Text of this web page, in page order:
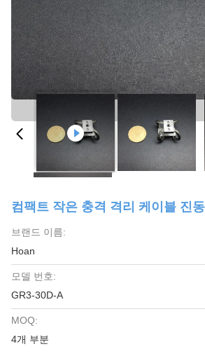
컴팩트 작은 충격 격리 케이블 진동
브랜드 이름:
Hoan
모델 번호:
GR3-30D-A
MOQ:
4개 부분